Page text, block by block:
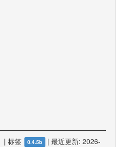
| 标签 0.4.5b | 最近更新: 2026-